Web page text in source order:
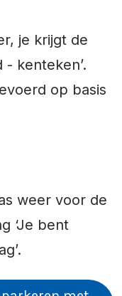
je krijgt de
- kenteken’.
op basis
weer voor de
‘Je bent